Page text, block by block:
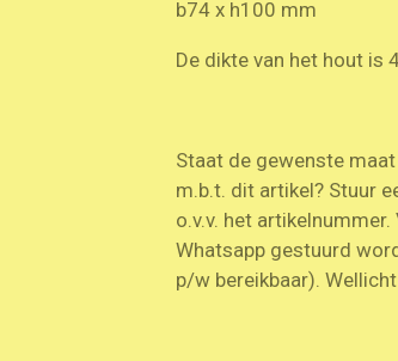
b74 x h100 mm
De dikte van het hout is
Staat de gewenste
m.b.t. dit artikel? Stuur
o.v.v. het
Whatsapp gestuurd
p/w bereikbaar).